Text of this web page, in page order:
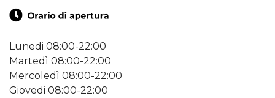
Lunedi 08:00-22:00
Martedì 08:00-22:00
Mercoledì 08:00-22:00
Giovedi 08:00-22:00